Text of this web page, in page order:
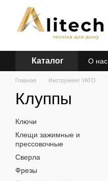
Перейти к основному контенту
Каталог О нас
Главная Инструмент YATO
Клуппы
Ключи
Клещи зажимные и
прессовочные
Сверла
Фрезы